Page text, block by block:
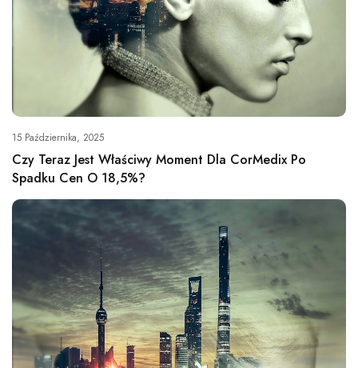
15 Października, 2025
Czy Teraz Jest Właściwy Moment Dla CorMedix Po
Spadku Cen O 18,5%?